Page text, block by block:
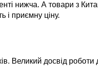
нижча. А товари з
і приємну ціну.
Великий досвід